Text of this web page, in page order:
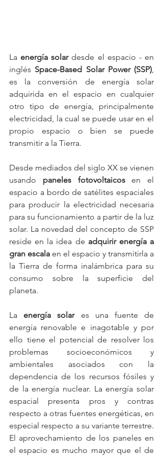
La energía solar desde el espacio - en
inglés Space-Based Solar Power (SSP),
es la conversión de energía solar
adquirida en el espacio en cualquier
otro tipo de energía, principalmente
electricidad, la cual se puede usar en el
propio espacio o bien se puede
transmitir a la Tierra.
Desde mediados del siglo XX se vienen
usando paneles fotovoltaicos en el
espacio a bordo de satélites espaciales
para producir la electricidad necesaria
para su funcionamiento a partir de la luz
solar. La novedad del concepto de SSP
reside en la idea de adquirir energía a
gran escala en el espacio y transmitirla a
la Tierra de forma inalámbrica para su
consumo sobre la superficie del
planeta.
La energía solar es una fuente de
energía renovable e inagotable y por
ello tiene el potencial de resolver los
problemas socioeconómicos y
ambientales asociados con la
dependencia de los recursos fósiles y
de la energía nuclear. La energía solar
espacial presenta pros y contras
respecto a otras fuentes energéticas, en
especial respecto a su variante terrestre.
El aprovechamiento de los paneles en
el espacio es mucho mayor que el de